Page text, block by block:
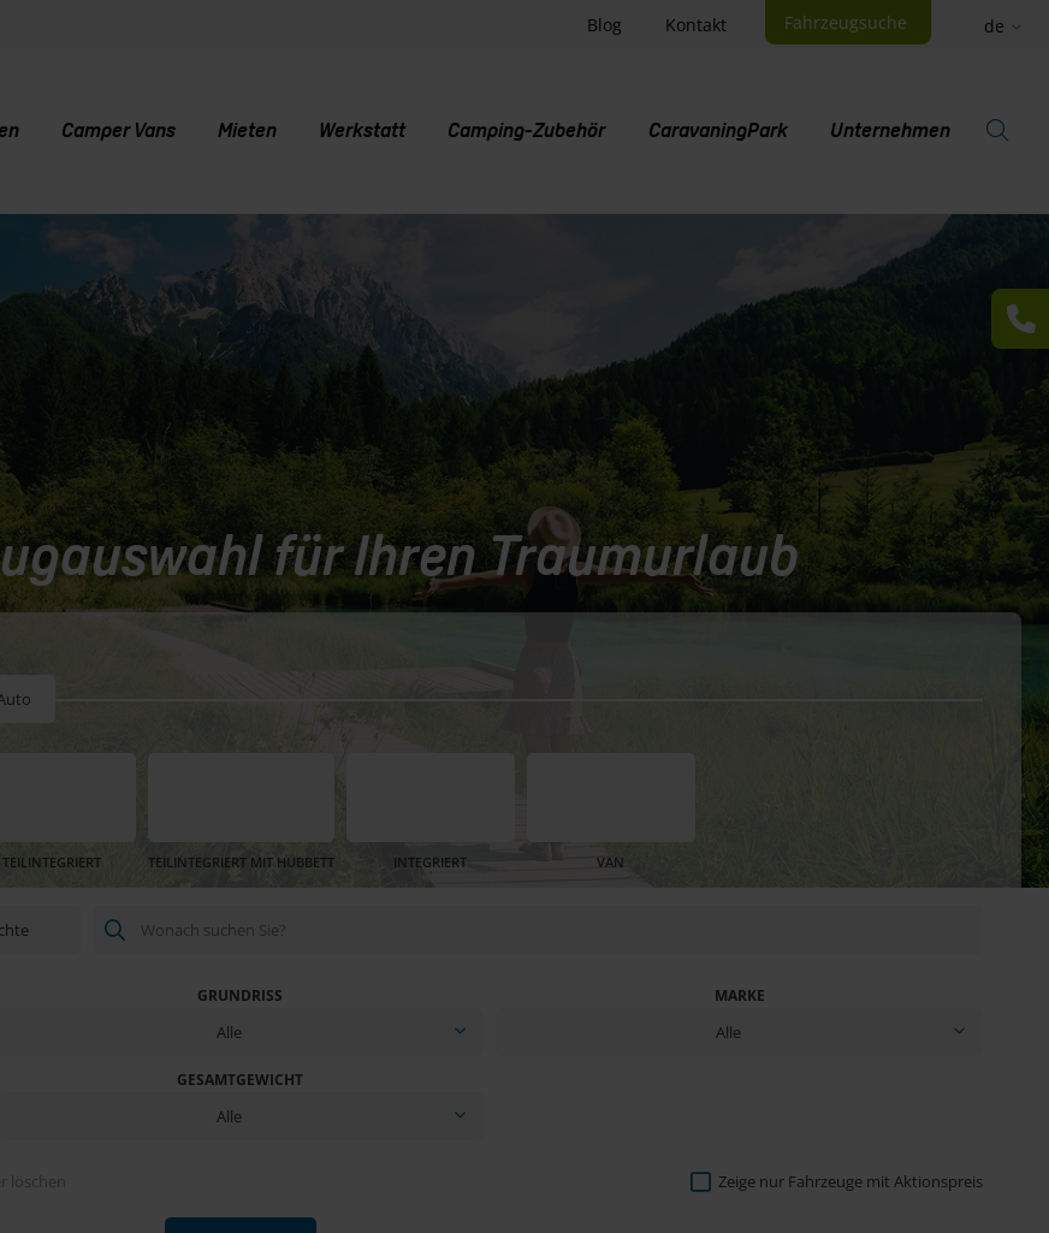
Blog Kontakt Fahrzeugsuche de
Camper Vans Mieten Werkstatt Camping-Zubehör CaravaningPark Unternehmen
für Ihren Traumurlaub
TEILINTEGRIERT TEILINTEGRIERT MIT HUBBETT INTEGRIERT VAN
GRUNDRISS
Alle
MARKE
Alle
GESAMTGEWICHT
Alle
löschen Zeige nur Fahrzeuge mit Aktionspreis